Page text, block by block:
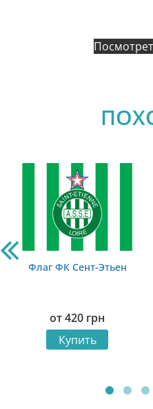
Флаг ФК Сент-Этьен
от420 грн
Купить